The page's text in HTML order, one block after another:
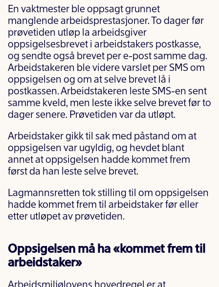
En vaktmester ble oppsagt grunnet
manglende arbeidsprestasjoner. To dager før
prøvetiden utløp la arbeidsgiver
oppsigelsesbrevet i arbeidstakers postkasse,
og sendte også brevet per e-post samme dag.
Arbeidstakeren ble videre varslet per SMS om
oppsigelsen og om at selve brevet lå i
postkassen. Arbeidstakeren leste SMS-en sent
samme kveld, men leste ikke selve brevet før to
dager senere. Prøvetiden var da utløpt.
Arbeidstaker gikk til sak med påstand om at
oppsigelsen var ugyldig, og hevdet blant
annet at oppsigelsen hadde kommet frem
først da han leste selve brevet.
Lagmannsretten tok stilling til om oppsigelsen
hadde kommet frem til arbeidstaker før eller
etter utløpet av prøvetiden.
Oppsigelsen må ha «kommet frem til
arbeidstaker»